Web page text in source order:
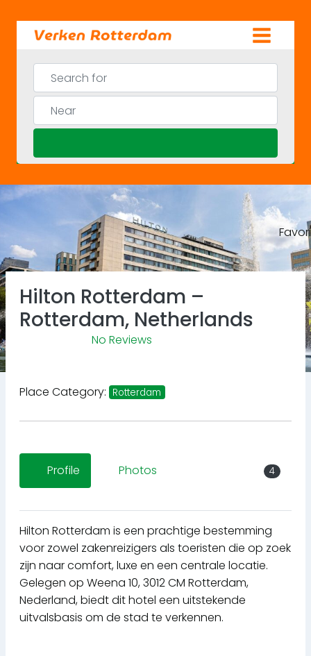
content
Search for
Near
Previous
Hilton Rotterdam –
Rotterdam, Netherlands
No Reviews
Place Category: Rotterdam
Profile Photos 4
Hilton Rotterdam is een prachtige bestemming
voor zowel zakenreizigers als toeristen die op zoek
zijn naar comfort, luxe en een centrale locatie.
Gelegen op Weena 10, 3012 CM Rotterdam,
Nederland, biedt dit hotel een uitstekende
uitvalsbasis om de stad te verkennen.